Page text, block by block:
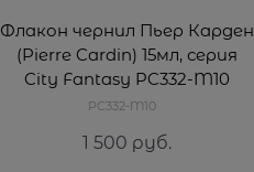
Флакон чернил Пьер Карден
(Pierre Cardin) 15мл, серия
City Fantasy PC332-M10
PC332-M10
1 500 руб.